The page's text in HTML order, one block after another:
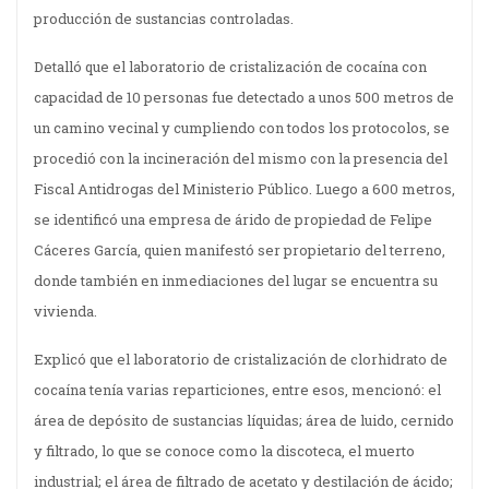
producción de sustancias controladas.
Detalló que el laboratorio de cristalización de cocaína con
capacidad de 10 personas fue detectado a unos 500 metros de
un camino vecinal y cumpliendo con todos los protocolos, se
procedió con la incineración del mismo con la presencia del
Fiscal Antidrogas del Ministerio Público. Luego a 600 metros,
se identificó una empresa de árido de propiedad de Felipe
Cáceres García, quien manifestó ser propietario del terreno,
donde también en inmediaciones del lugar se encuentra su
vivienda.
Explicó que el laboratorio de cristalización de clorhidrato de
cocaína tenía varias reparticiones, entre esos, mencionó: el
área de depósito de sustancias líquidas; área de luido, cernido
y filtrado, lo que se conoce como la discoteca, el muerto
industrial; el área de filtrado de acetato y destilación de ácido;